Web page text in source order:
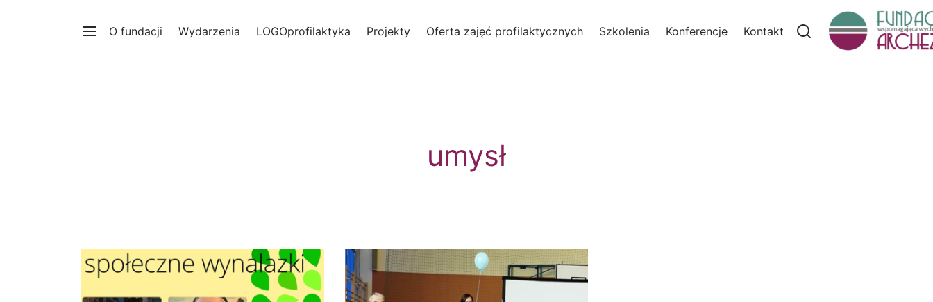
O fundacji Wydarzenia LOGOprofilaktyka Projekty Oferta zajęć profilaktycznych Szkolenia Konferencje Kontakt
umysł